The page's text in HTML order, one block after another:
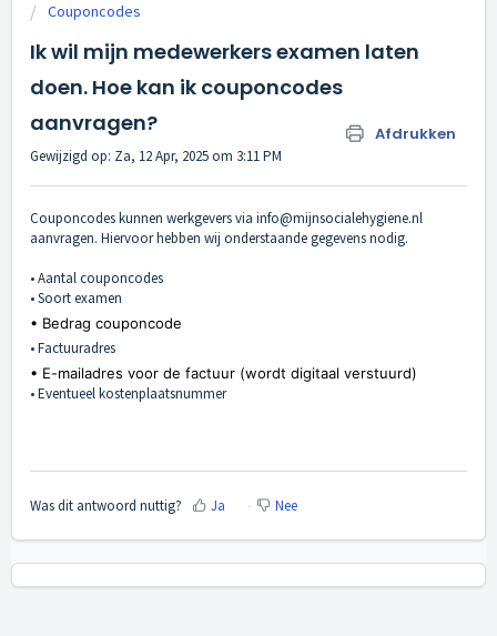
Couponcodes
Ik wil mijn medewerkers examen laten
doen. Hoe kan ik couponcodes
aanvragen?
Afdrukken
Gewijzigd op: Za, 12 Apr, 2025 om 3:11 PM
Couponcodes kunnen werkgevers via info@mijnsocialehygiene.nl
aanvragen. Hiervoor hebben wij onderstaande gegevens nodig.
• Aantal couponcodes
• Soort examen
• Bedrag couponcode
• Factuuradres
• E-mailadres voor de factuur (wordt digitaal verstuurd)
• Eventueel kostenplaatsnummer
Was dit antwoord nuttig? Ja Nee